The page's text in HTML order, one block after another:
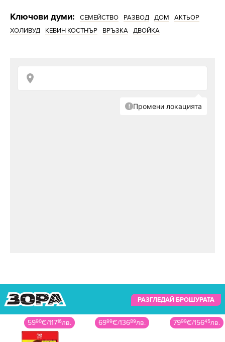
Баумгартнер, която е съосновател на
компания за чанти, наречена „Cat Bag
богатство, оценено на около 7 млн. долара.
никакви доходи, и настоя бившият ѝ съпруг
да ѝ дава повече пари, за да може да
Снимка: Getty Images
Бившата съпруга на Костнър се е преместила
в миниатюрна сглобяема къщичка, до която
Ключови думи: СЕМЕЙСТВО РАЗВОД ДОМ
АКТЬОР
ХОЛИВУД
КЕВИН КОСТНЪР ВРЪЗКА ДВОЙКА
РАЗГЛЕДАЙ БРОШУРАТА
6999€/13689лв. 7999€/15645лв. 2490€/4871лв.